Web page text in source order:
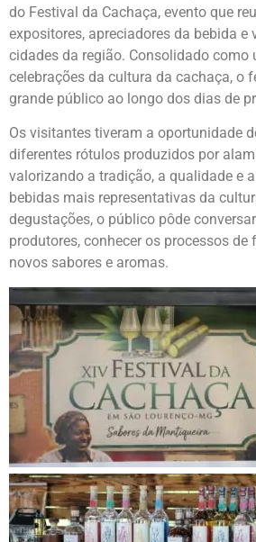
do Festival da Cachaça, evento que
expositores, apreciadores da bebida e
cidades da região. Consolidado como
celebrações da cultura da cachaça, o
grande público ao longo dos dias de
Os visitantes tiveram a oportunidade
diferentes rótulos produzidos por
valorizando a tradição, a qualidade e
bebidas mais representativas da
degustações, o público pôde
produtores, conhecer os processos
novos sabores e aromas.